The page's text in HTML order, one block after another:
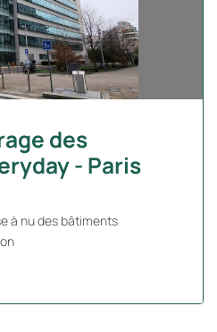
des
- Paris
à nu des bâtiments